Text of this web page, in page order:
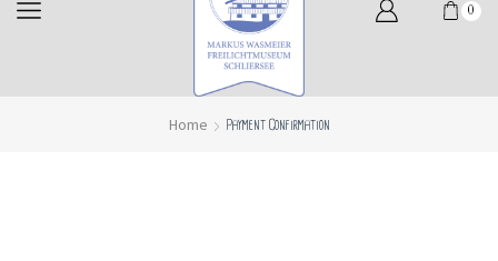
0
Home Payment Confirmation